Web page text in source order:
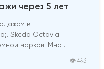
через 5 лет
в
Skoda Octavia
маркой. Мно...
👁 493